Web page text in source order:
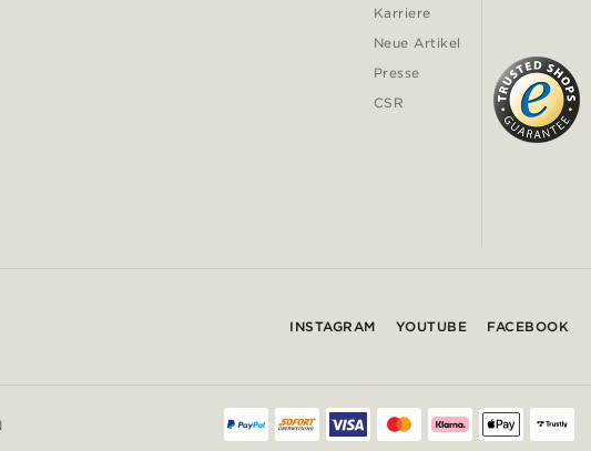
Karriere
Neue Artikel
Presse
CSR
INSTAGRAM YOUTUBE FACEBOOK